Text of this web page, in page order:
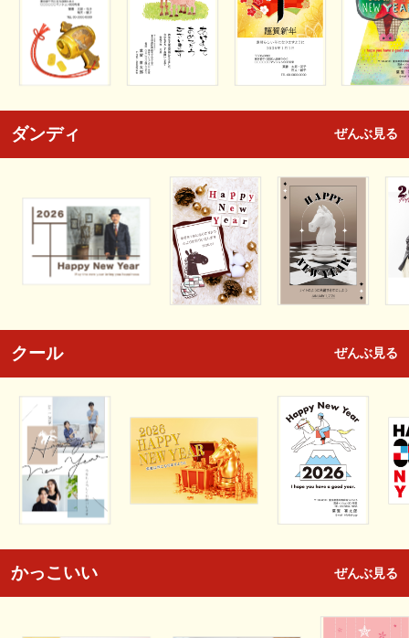
ダンディ ぜんぶ見る
クール ぜんぶ見る
かっこいい ぜんぶ見る